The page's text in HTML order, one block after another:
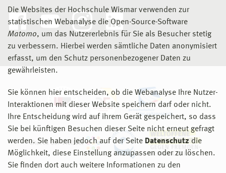
Die Websites der Hochschule Wismar verwenden zur
statistischen Webanalyse die Open-Source-Software
Matomo, um das Nutzererlebnis für Sie als Besucher stetig
zu verbessern. Hierbei werden sämtliche Daten anonymisiert
erfasst, um den Schutz personenbezogener Daten zu
gewährleisten.
Sie können hier entscheiden, ob die Webanalyse Ihre Nutzer-
Interaktionen mit dieser Website speichern darf oder nicht.
Ihre Entscheidung wird auf ihrem Gerät gespeichert, so dass
Sie bei künftigen Besuchen dieser Seite nicht erneut gefragt
werden. Sie haben jedoch auf der Seite Datenschutz die
Möglichkeit, diese Einstellung anzupassen oder zu löschen.
Sie finden dort auch weitere Informationen zu den